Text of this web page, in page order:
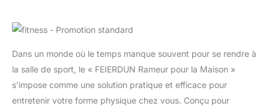
Dans un monde où le temps manque souvent pour se rendre à
la salle de sport, le « FEIERDUN Rameur pour la Maison »
s’impose comme une solution pratique et efficace pour
entretenir votre forme physique chez vous. Conçu pour